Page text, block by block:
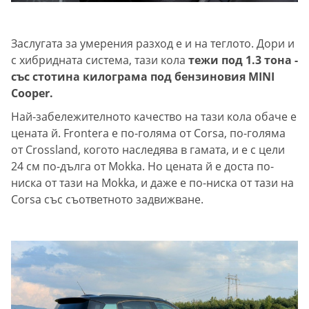
Заслугата за умерения разход е и на теглото. Дори и
с хибридната система, тази кола тежи под 1.3 тона -
със стотина килограма под бензиновия MINI
Cooper.
Най-забележителното качество на тази кола обаче е
цената й. Frontera е по-голяма от Corsa, по-голяма
от Crossland, когото наследява в гамата, и e с цели
24 см по-дълга от Mokka. Но цената й е доста по-
ниска от тази на Mokka, и даже е по-ниска от тази на
Corsa със съответното задвижване.